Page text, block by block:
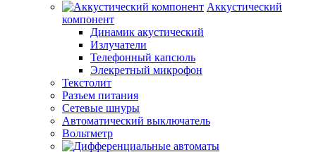
Аккустический
компонент
Динамик акустический
Излучатели
Телефонный капсюль
Элекретный микрофон
Текстолит
Разъем питания
Сетевые шнуры
Автоматический выключатель
Вольтметр